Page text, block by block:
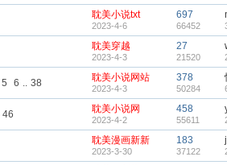
耽美小说txt
2023-4-6
697
66452
耽美穿越
2023-4-3
27
21520
5 6 .. 38 耽美小说网站
2023-4-3
378
50284
46 耽美小说网
2023-4-2
458
55611
耽美漫画新新
2023-3-30
183
37122